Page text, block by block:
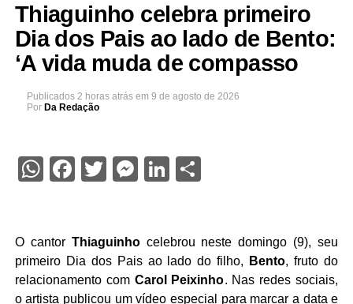
Thiaguinho celebra primeiro
Dia dos Pais ao lado de Bento:
‘A vida muda de compasso
Publicados 2 horas atrás em 9 de agosto de 2026
Por Da Redação
WhatsApp
Facebook
Twitter
Messenger
LinkedIn
Share
O cantor Thiaguinhocelebrou neste domingo (9), seu
primeiro Dia dos Pais ao lado do filho,
Bento, fruto do
relacionamento com Carol Peixinho. Nas redes sociais,
o artista publicou um vídeo especial para marcar a data e